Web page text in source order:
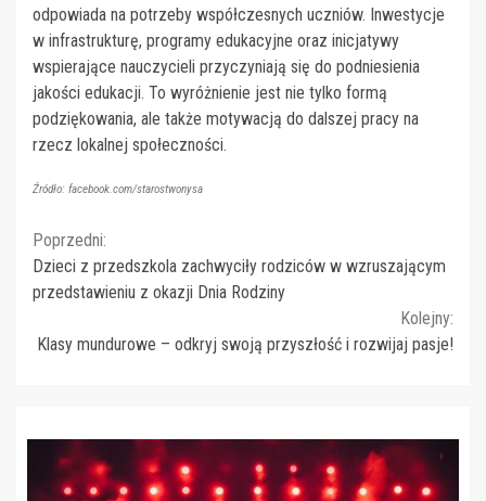
odpowiada na potrzeby współczesnych uczniów. Inwestycje
w infrastrukturę, programy edukacyjne oraz inicjatywy
wspierające nauczycieli przyczyniają się do podniesienia
jakości edukacji. To wyróżnienie jest nie tylko formą
podziękowania, ale także motywacją do dalszej pracy na
rzecz lokalnej społeczności.
Źródło: facebook.com/starostwonysa
Continue
Reading
Poprzedni:
Dzieci z przedszkola zachwyciły rodziców w wzruszającym
przedstawieniu z okazji Dnia Rodziny
Kolejny:
Klasy mundurowe – odkryj swoją przyszłość i rozwijaj pasje!